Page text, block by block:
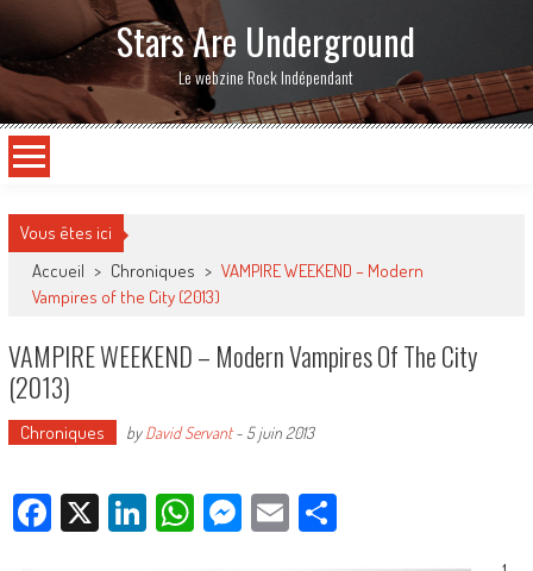
Stars Are Underground
Le webzine Rock Indépendant
Vous êtes ici
Accueil > Chroniques > VAMPIRE WEEKEND – Modern
Vampires of the City (2013)
VAMPIRE WEEKEND – Modern Vampires Of The City
(2013)
Chroniques byDavid Servant- 5 juin 2013
Facebook
X LinkedIn
WhatsApp
Messenger
EmailPartager